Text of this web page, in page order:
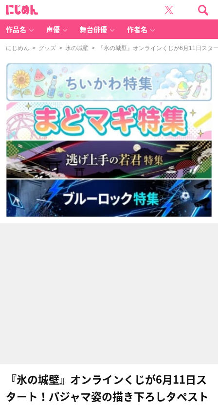
作品名 声優 舞台俳優 作者名
にじめん > グッズ > 氷の城壁 > 『氷の城壁』オンラインくじが6月11日スタ
『氷の城壁』オンラインくじが6月11日ス
タート！パジャマ姿の描き下ろしタペスト